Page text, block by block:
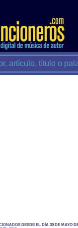
DESDE EL DÍA 30 DE MAYO